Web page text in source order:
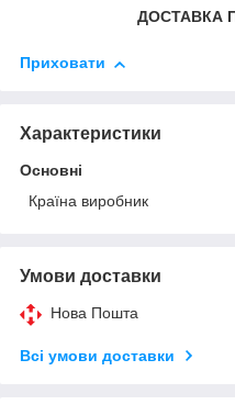
ДОСТАВКА
Приховати
Характеристики
Основні
Країна виробник
Умови доставки
Нова Пошта
Всі умови доставки